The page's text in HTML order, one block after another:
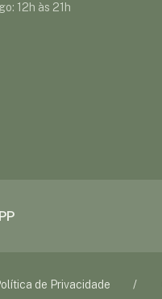
12h às 21h
de Privacidade